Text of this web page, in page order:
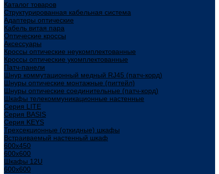
Каталог товаров
Структурированная кабельная система
Адаптеры оптические
Кабель витая пара
Оптические кроссы
Аксессуары
Кроссы оптические неукомплектованные
Кроссы оптические укомплектованные
Патч-панели
Шнур коммутационный медный RJ45 (патч-корд)
Шнуры оптические монтажные (пигтейл)
Шнуры оптические соединительные (патч-корд)
Шкафы телекоммуникационные настенные
Cерия LITE
Cерия BASIS
Cерия KEYS
Трехсекционные (откидные) шкафы
Встраиваемый настенный шкаф
600x450
600x600
Шкафы 12U
600x600